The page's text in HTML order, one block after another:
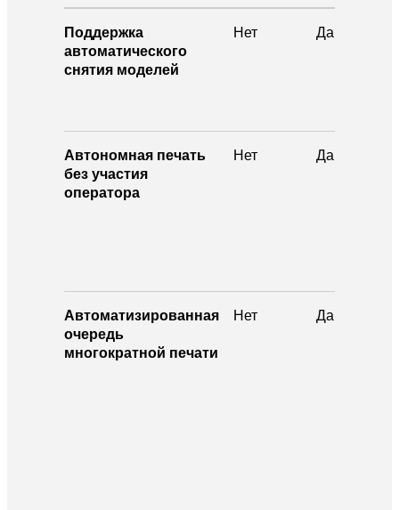
Поддержка
автоматического
снятия моделей
Нет Да
Автономная печать
без участия
оператора
Нет Да
Автоматизированная
очередь
многократной печати
Нет Да